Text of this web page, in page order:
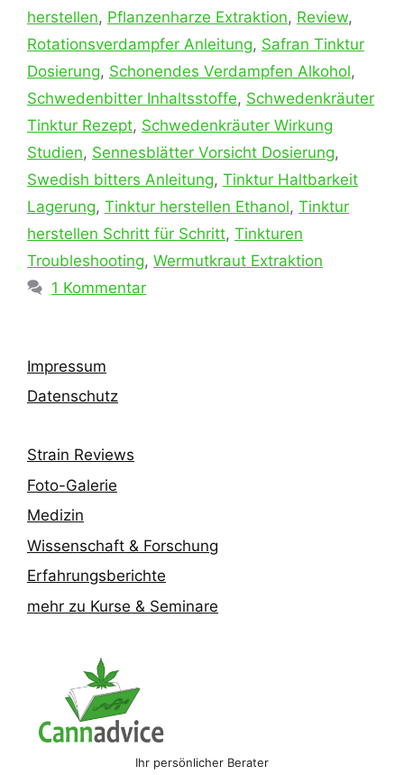
herstellen, Pflanzenharze Extraktion, Review,
Rotationsverdampfer Anleitung, Safran Tinktur
Dosierung, Schonendes Verdampfen Alkohol,
Schwedenbitter Inhaltsstoffe, Schwedenkräuter
Tinktur Rezept, Schwedenkräuter Wirkung
Studien, Sennesblätter Vorsicht Dosierung,
Swedish bitters Anleitung, Tinktur Haltbarkeit
Lagerung, Tinktur herstellen Ethanol, Tinktur
herstellen Schritt für Schritt, Tinkturen
Troubleshooting, Wermutkraut Extraktion
1 Kommentar
Impressum
Datenschutz
Strain Reviews
Foto-Galerie
Medizin
Wissenschaft & Forschung
Erfahrungsberichte
mehr zu Kurse & Seminare
Ihr persönlicher Berater